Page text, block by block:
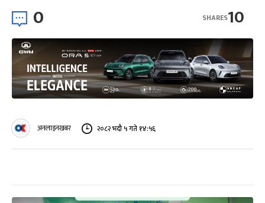
0 10
SHARES
अनलाइनखबर २०८२ भदौ ५ गते १४:५६